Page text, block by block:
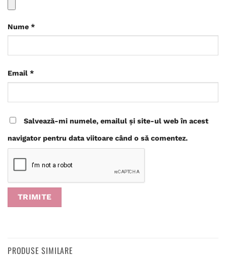
Nume *
Email *
Salvează-mi numele, emailul și site-ul web în acest
navigator pentru data viitoare când o să comentez.
PRODUSE SIMILARE